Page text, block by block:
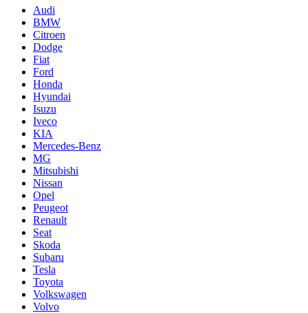
Audi
BMW
Citroen
Dodge
Fiat
Ford
Honda
Hyundai
Isuzu
Iveco
KIA
Mercedes-Benz
MG
Mitsubishi
Nissan
Opel
Peugeot
Renault
Seat
Skoda
Subaru
Tesla
Toyota
Volkswagen
Volvo